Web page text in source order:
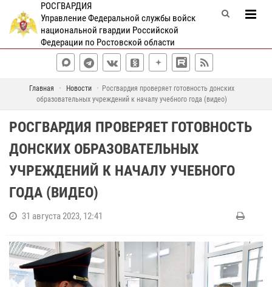
РОСГВАРДИЯ
Управление Федеральной службы войск
национальной гвардии Российской
Федерации по Ростовской области
Главная Новости
Росгвардия проверяет готовность донских
образовательных учреждений к началу учебного года (видео)
РОСГВАРДИЯ ПРОВЕРЯЕТ ГОТОВНОСТЬ
ДОНСКИХ ОБРАЗОВАТЕЛЬНЫХ
УЧРЕЖДЕНИЙ К НАЧАЛУ УЧЕБНОГО
ГОДА (ВИДЕО)
31 августа 2023, 12:41